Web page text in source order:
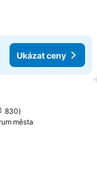
Ukázat ceny
oblíbených
830
města